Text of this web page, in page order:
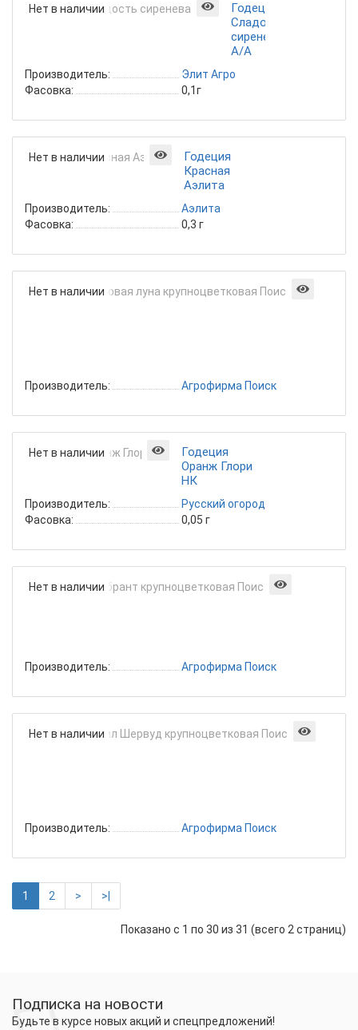
Нет в наличии
Годеция
Сладость
сиреневая
А/А
Производитель:
Элит Агро
Фасовка:
0,1г
Нет в наличии
Годеция
Красная
Аэлита
Производитель:
Аэлита
Фасовка:
0,3 г
Нет в наличии
Производитель: Агрофирма Поиск
Нет в наличии
Годеция
Оранж Глори
НК
Производитель:
Русский огород
Фасовка:
0,05 г
Нет в наличии
Производитель: Агрофирма Поиск
Нет в наличии
Производитель: Агрофирма Поиск
1 2 > >|
Показано с 1 по 30 из 31 (всего 2 страниц)
Подписка на новости
Будьте в курсе новых акций и спецпредложений!